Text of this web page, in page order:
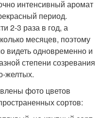
интенсивный аромат
период.
2-3 раза в год, а
месяцев, поэтому
видеть одновременно и
степени созревания
желтых.
фото цветов
сортов: